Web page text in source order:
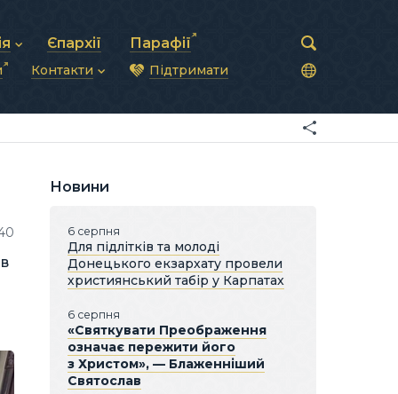
рада
та комунікації
Єпархії Парафії
Контакти
Синоди Єпископів
Патріарша курія
Підтримати
Новини
6 серпня
Для підлітків та молоді
Донецького екзархату провели
християнський табір у Карпатах
6 серпня
«Святкувати Преображення
означає пережити його
з Христом», — Блаженніший
Святослав